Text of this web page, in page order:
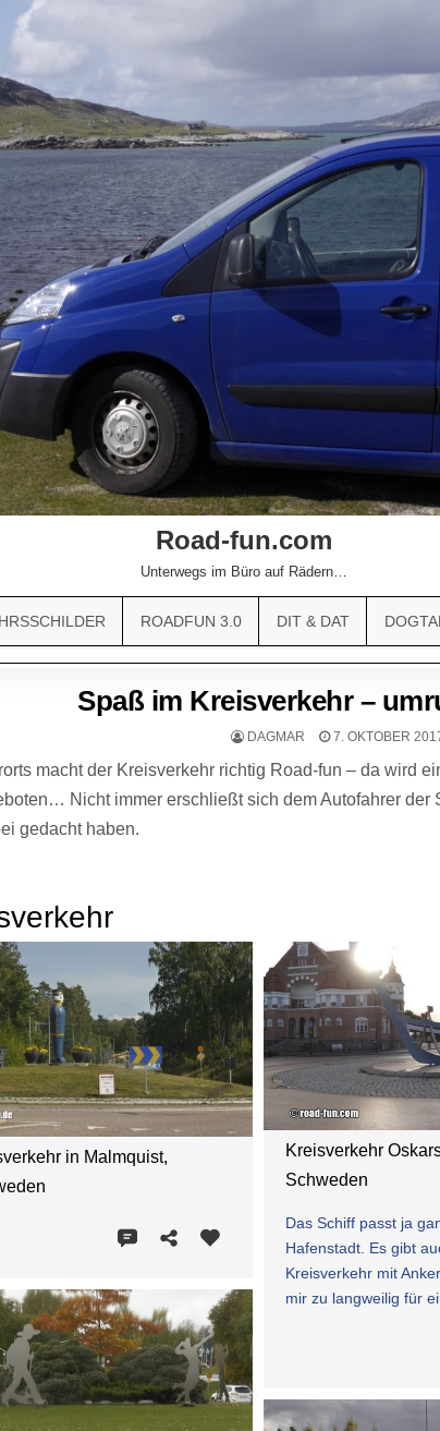
Road-fun.com
Unterwegs im Büro auf Rädern…
ROADFUN 3.0 DIT & DAT
Spaß im Kreisverkehr –
DAGMAR 7. OKTOBER
macht der Kreisverkehr richtig Road-fun – da wird
Nicht immer erschließt sich dem Autofahrer
gedacht haben.
in Malmquist,
Kreisverkehr
Schweden
Das Schiff passt ja
Hafenstadt. Es gibt
Kreisverkehr mit
mir zu langweilig für